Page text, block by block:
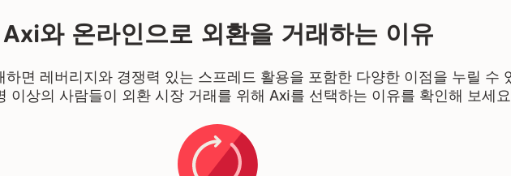
Axi와 온라인으로 외환을 거래하는 이유
하면 레버리지와 경쟁력 있는 스프레드 활용을 포함한 다양한 이점을 누릴 수
이상의 사람들이 외환 시장 거래를 위해 Axi를 선택하는 이유를 확인해 보세